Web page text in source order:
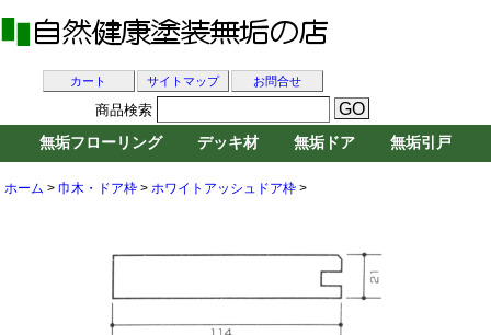
ホーム > 巾木・ドア枠 > ホワイトアッシュドア枠 >
カート サイトマップ お問合せ
商品検索
無垢フローリング デッキ材 無垢ドア 無垢引戸